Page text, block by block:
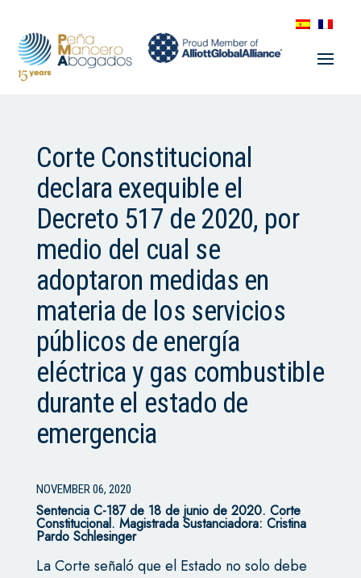
Corte Constitucional
declara exequible el
Decreto 517 de 2020, por
medio del cual se
adoptaron medidas en
materia de los servicios
públicos de energía
eléctrica y gas combustible
durante el estado de
emergencia
NOVEMBER 06, 2020
Sentencia C-187 de 18 de junio de 2020. Corte
Constitucional. Magistrada Sustanciadora: Cristina
Pardo Schlesinger
La Corte señaló que el Estado no solo debe